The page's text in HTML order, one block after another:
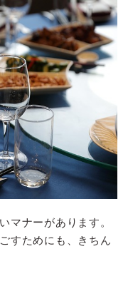
マナーがあります。
すためにも、きちん